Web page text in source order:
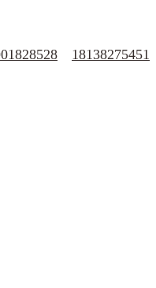
18138275451